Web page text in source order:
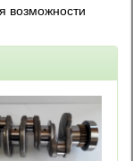
возможности